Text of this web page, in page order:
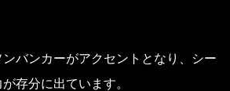
バンカーがアクセントとなり、シー
存分に出ています。